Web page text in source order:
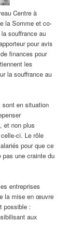
Centre à
la Somme et co-
souffrance au
pour avis
finances pour
les
la souffrance au
sont en situation
et non plus
ci. Le rôle
pour que ce
pas une crainte du
entreprises
la mise en œuvre
possible :
aux